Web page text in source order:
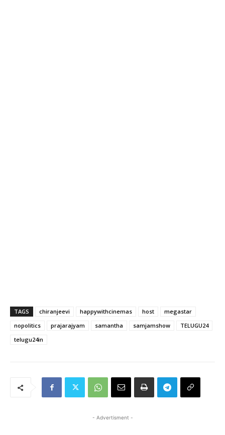
TAGS chiranjeevi happywithcinemas host
megastar
nopolitics
prajarajyam samantha samjamshow
TELUGU24
telugu24in
- Advertisment -